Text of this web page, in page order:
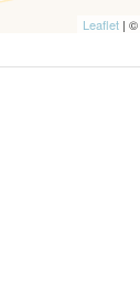
Leaflet | ©